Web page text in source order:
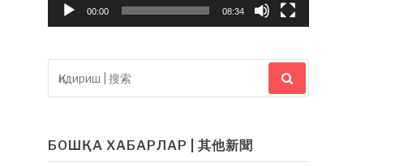
00:00 08:34
Қидириш:|
搜
БОШҚА ХАБАРЛАР | 其他新聞